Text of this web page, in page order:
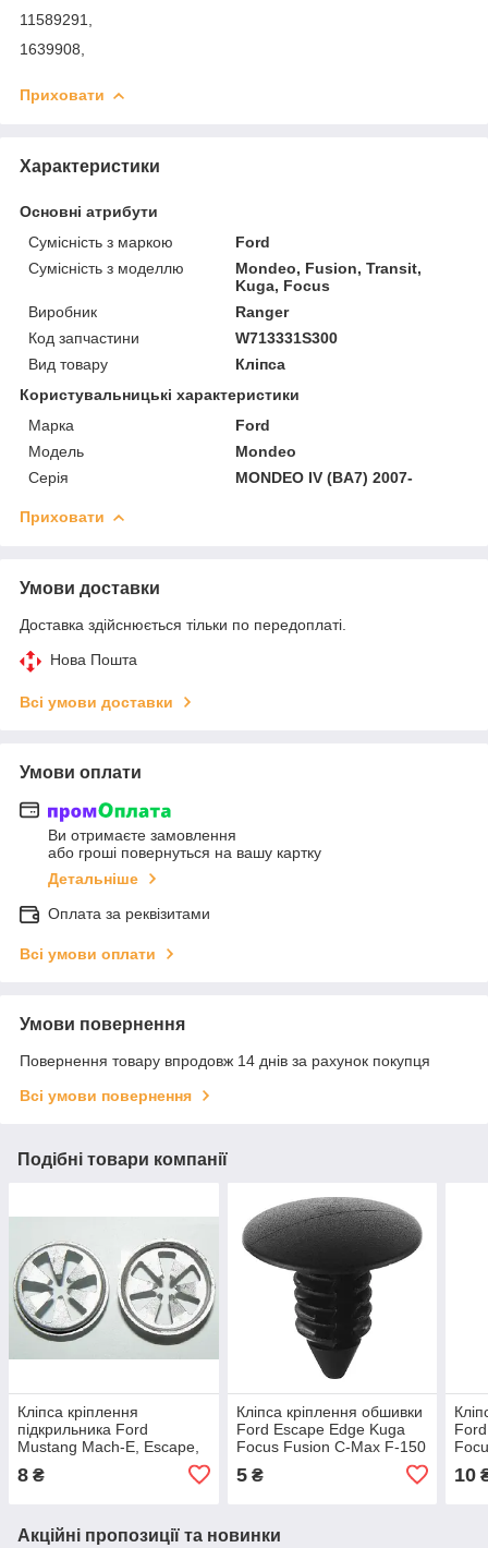
11589291,
1639908,
Приховати
Характеристики
Основні атрибути
Сумісність з маркою
Ford
Сумісність з моделлю
Mondeo, Fusion, Transit,
Kuga, Focus
Виробник
Ranger
Код запчастини
W713331S300
Вид товару
Кліпса
Користувальницькі характеристики
Марка
Ford
Модель
Mondeo
Серія
MONDEO IV (BA7) 2007-
Приховати
Умови доставки
Доставка здійснюється тільки по передоплаті.
Нова Пошта
Всі умови доставки
Умови оплати
Ви отримаєте замовлення
або гроші повернуться на вашу картку
Детальніше
Оплата за реквізитами
Всі умови оплати
Умови повернення
Повернення товару впродовж 14 днів за рахунок покупця
Всі умови повернення
Подібні товари компанії
Кліпса кріплення
підкрильника Ford
Mustang Mach-E, Escape,
Fusion, Foсus,
8 ₴
Кліпса кріплення обшивки
Ford Escape Edge Kuga
Focus Fusion C-Max F-150
Mustang Transit / Lincoln
(отв.6мм) 6800422
5₴ 10
Акційні пропозиції та новинки